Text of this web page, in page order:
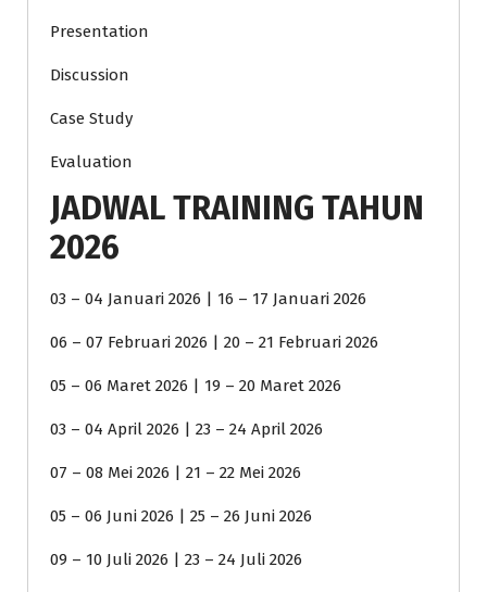
Presentation
Discussion
Case Study
Evaluation
JADWAL TRAINING TAHUN
2026
03 – 04 Januari 2026 | 16 – 17 Januari 2026
06 – 07 Februari 2026 | 20 – 21 Februari 2026
05 – 06 Maret 2026 | 19 – 20 Maret 2026
03 – 04 April 2026 | 23 – 24 April 2026
07 – 08 Mei 2026 | 21 – 22 Mei 2026
05 – 06 Juni 2026 | 25 – 26 Juni 2026
09 – 10 Juli 2026 | 23 – 24 Juli 2026